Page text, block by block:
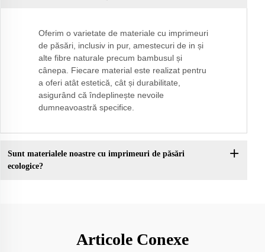
Oferim o varietate de materiale cu imprimeuri
de păsări, inclusiv in pur, amestecuri de in și
alte fibre naturale precum bambusul și
cânepa. Fiecare material este realizat pentru
a oferi atât estetică, cât și durabilitate,
asigurând că îndeplinește nevoile
dumneavoastră specifice.
Sunt materialele noastre cu imprimeuri de păsări
ecologice?
Articole Conexe